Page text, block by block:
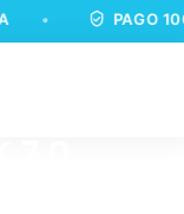
PAGO